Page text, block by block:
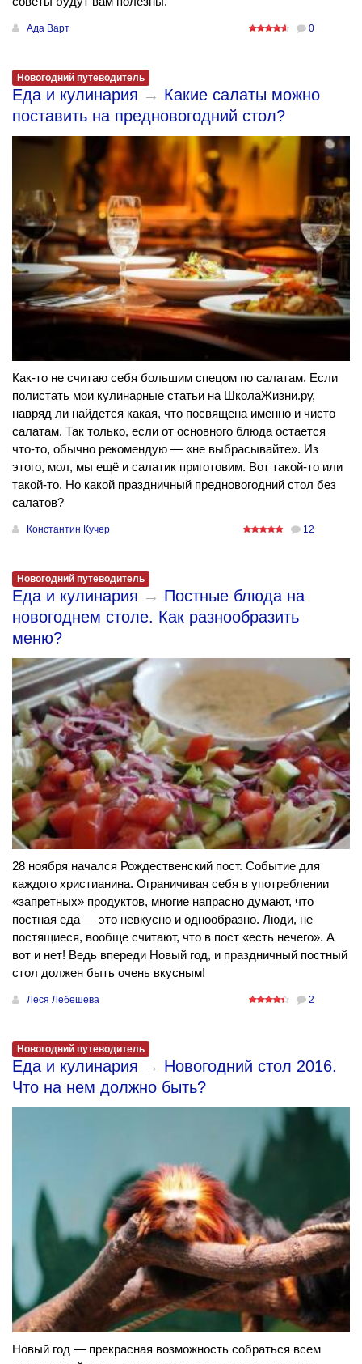
Ада Варт 0
Новогодний путеводитель
Еда и кулинария → Какие салаты можно
поставить на предновогодний стол?
Как-то не считаю себя большим спецом по салатам. Если
полистать мои кулинарные статьи на ШколаЖизни.ру,
навряд ли найдется какая, что посвящена именно и чисто
салатам. Так только, если от основного блюда остается
что-то, обычно рекомендую — «не выбрасывайте». Из
этого, мол, мы ещё и салатик приготовим. Вот такой-то или
такой-то. Но какой праздничный предновогодний стол без
салатов?
Константин Кучер 12
Новогодний путеводитель
Еда и кулинария → Постные блюда на
новогоднем столе. Как разнообразить
меню?
28 ноября начался Рождественский пост. Событие для
каждого христианина. Ограничивая себя в употреблении
«запретных» продуктов, многие напрасно думают, что
постная еда — это невкусно и однообразно. Люди, не
постящиеся, вообще считают, что в пост «есть нечего». А
вот и нет! Ведь впереди Новый год, и праздничный постный
стол должен быть очень вкусным!
Леся Лебешева 2
Новогодний путеводитель
Еда и кулинария → Новогодний стол 2016.
Что на нем должно быть?
Новый год — прекрасная возможность собраться всем